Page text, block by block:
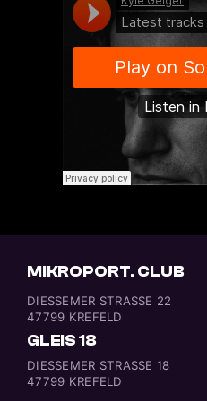
MIKROPORT. CLUB
DIESSEMER STRASSE 22
47799 KREFELD
GLEIS 18
DIESSEMER STRASSE 18
47799 KREFELD